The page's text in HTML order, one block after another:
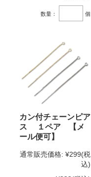
数量： 個
カン付チェーンピア
ス １ペア 【メ
ール便可】
通常販売価格: ¥299(税
込)